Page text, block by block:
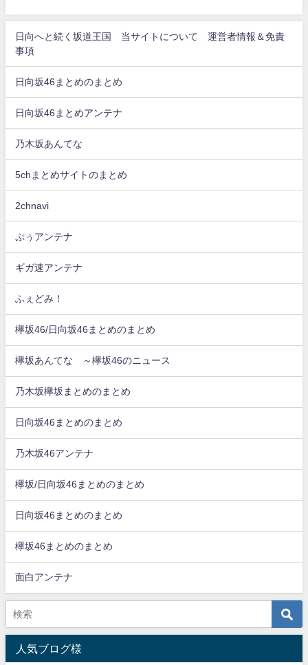
日向へと続く坂道王国 当サイトについて 運営者情報＆免責
事項
日向坂46まとめのまとめ
日向坂46まとめアンテナ
乃木坂あんてな
5chまとめサイトのまとめ
2chnavi
ぷぅアンテナ
ギガ速アンテナ
ふぇどみ！
欅坂46/日向坂46まとめのまとめ
欅坂あんてな ～欅坂46のニュース
乃木坂欅坂まとめのまとめ
日向坂46まとめのまとめ
乃木坂46アンテナ
欅坂/日向坂46まとめのまとめ
日向坂46まとめのまとめ
欅坂46まとめのまとめ
面白アンテナ
人気ブログ様